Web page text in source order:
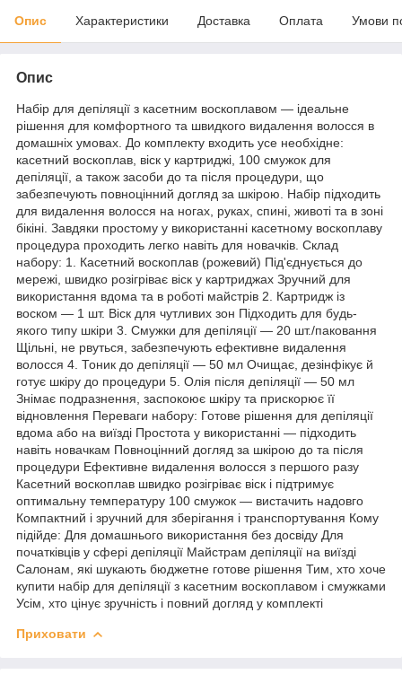
Опис Характеристики Доставка Оплата Умови
Опис
Набір для депіляції з касетним воскоплавом — ідеальне
рішення для комфортного та швидкого видалення волосся в
домашніх умовах. До комплекту входить усе необхідне:
касетний воскоплав, віск у картриджі, 100 смужок для
депіляції, а також засоби до та після процедури, що
забезпечують повноцінний догляд за шкірою. Набір підходить
для видалення волосся на ногах, руках, спині, животі та в зоні
бікіні. Завдяки простому у використанні касетному воскоплаву
процедура проходить легко навіть для новачків. Склад
набору: 1. Касетний воскоплав (рожевий) Під'єднується до
мережі, швидко розігріває віск у картриджах Зручний для
використання вдома та в роботі майстрів 2. Картридж із
воском — 1 шт. Віск для чутливих зон Підходить для будь-
якого типу шкіри 3. Смужки для депіляції — 20 шт./паковання
Щільні, не рвуться, забезпечують ефективне видалення
волосся 4. Тоник до депіляції — 50 мл Очищає, дезінфікує й
готує шкіру до процедури 5. Олія після депіляції — 50 мл
Знімає подразнення, заспокоює шкіру та прискорює її
відновлення Переваги набору: Готове рішення для депіляції
вдома або на виїзді Простота у використанні — підходить
навіть новачкам Повноцінний догляд за шкірою до та після
процедури Ефективне видалення волосся з першого разу
Касетний воскоплав швидко розігріває віск і підтримує
оптимальну температуру 100 смужок — вистачить надовго
Компактний і зручний для зберігання і транспортування Кому
підійде: Для домашнього використання без досвіду Для
початківців у сфері депіляції Майстрам депіляції на виїзді
Салонам, які шукають бюджетне готове рішення Тим, хто хоче
купити набір для депіляції з касетним воскоплавом і смужками
Усім, хто цінує зручність і повний догляд у комплекті
Приховати